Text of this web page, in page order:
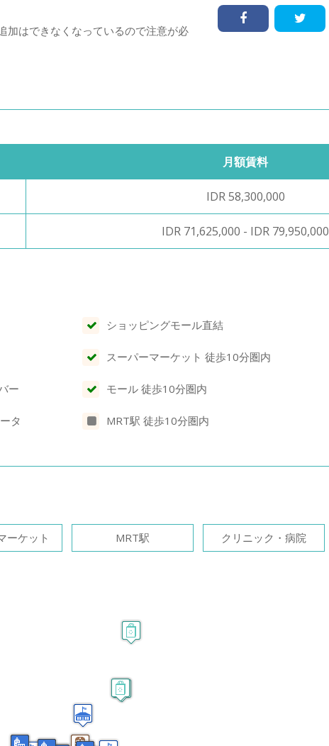
加はできなくなっているので注意が必
月額賃料
IDR 58,300,000
IDR 71,625,000 - IDR 79,950,000
ー
タ
ショッピングモール直結
スーパーマーケット 徒歩10分圏内
モール 徒歩10分圏内
MRT駅 徒歩10分圏内
ーケット MRT駅 クリニック・病院